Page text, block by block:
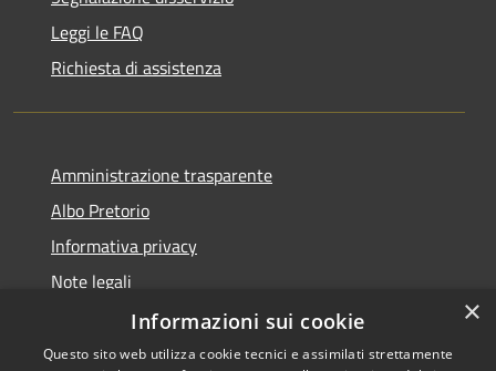
Leggi le FAQ
Richiesta di assistenza
Amministrazione trasparente
Albo Pretorio
Informativa privacy
Note legali
Dichiarazione di accessibilità
×
Informazioni sui cookie
Questo sito web utilizza cookie tecnici e assimilati strettamente